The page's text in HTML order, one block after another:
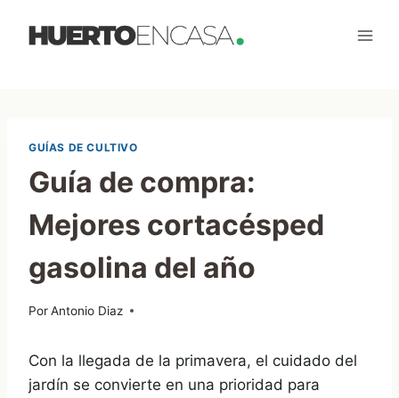
GUÍAS DE CULTIVO
Guía de compra:
Mejores cortacésped
gasolina del año
PorAntonio Diaz
23/05/2024
Con la llegada de la primavera, el cuidado del
jardín se convierte en una prioridad para